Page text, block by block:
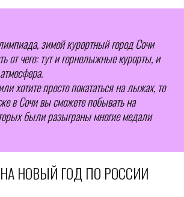
зимой курортный город Сочи
от чего: тут и горнолыжные курорты, и
хотите просто покататься на лыжах, то
в Сочи вы сможете побывать на
были разыграны многие медали
НОВЫЙ ГОД ПО РОССИИ